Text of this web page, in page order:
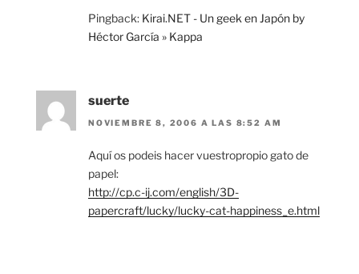
Pingback: Kirai.NET - Un geek en Japón by
Héctor García » Kappa
suerte
NOVIEMBRE 8, 2006 A LAS 8:52 AM
Aquí os podeis hacer vuestropropio gato de
papel:
http://cp.c-ij.com/english/3D-
papercraft/lucky/lucky-cat-happiness_e.html